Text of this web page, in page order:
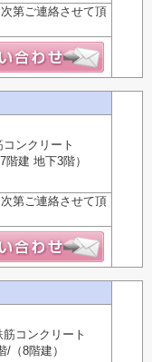
第ご連絡させて頂
コンクリート
階建 地下3階）
第ご連絡させて頂
筋コンクリート
/（8階建）